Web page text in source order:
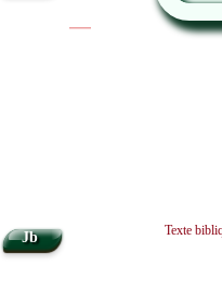
Texte
Jb